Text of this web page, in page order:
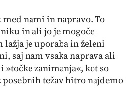
nami in napravo. To
in ali jo je mogoče
je uporaba in želeni
saj nam vsaka naprava ali
»točke zanimanja«, kot so
težav hitro najdemo